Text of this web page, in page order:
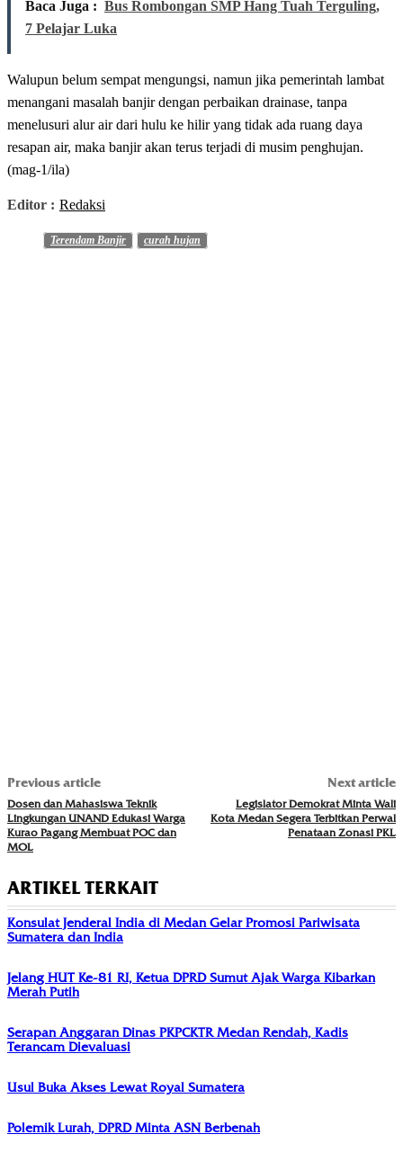
Baca Juga : Bus Rombongan SMP Hang Tuah Terguling,
7 Pelajar Luka
Walupun belum sempat mengungsi, namun jika pemerintah lambat
menangani masalah banjir dengan perbaikan drainase, tanpa
menelusuri alur air dari hulu ke hilir yang tidak ada ruang daya
resapan air, maka banjir akan terus terjadi di musim penghujan.
(mag-1/ila)
Editor : Redaksi
Terendam Banjir curah hujan
Previous article
Dosen dan Mahasiswa Teknik
Lingkungan UNAND Edukasi Warga
Kurao Pagang Membuat POC dan
MOL
Next article
Legislator Demokrat Minta Wali
Kota Medan Segera Terbitkan Perwal
Penataan Zonasi PKL
ARTIKEL TERKAIT
Konsulat Jenderal India di Medan Gelar Promosi Pariwisata
Sumatera dan India
Jelang HUT Ke-81 RI, Ketua DPRD Sumut Ajak Warga Kibarkan
Merah Putih
Serapan Anggaran Dinas PKPCKTR Medan Rendah, Kadis
Terancam Dievaluasi
Usul Buka Akses Lewat Royal Sumatera
Polemik Lurah, DPRD Minta ASN Berbenah